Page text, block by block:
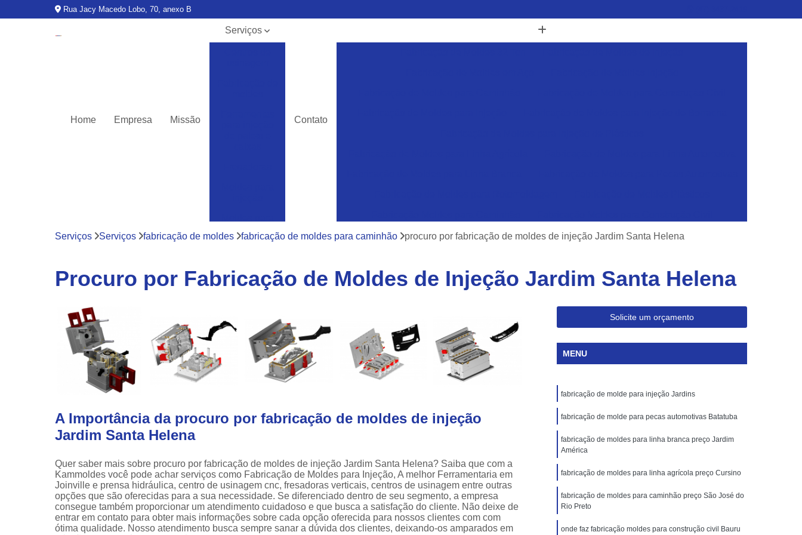
Rua Jacy Macedo Lobo, 70, anexo B
Home Empresa Missão
Serviços
termoplásticos
automotiva
Contato
Ferramentas Industriais para Injeção de Plásticos
Ferramentas para Injeção de Plásticos
Injeção de Plásticos para Caixas
Injeção de Plásticos para Embalagem
Moldes para Paletes Plásticos
Produção de Moldes para Paletes
Moldes para Injeção de Alumínio
Moldes para Injeção de Borracha
Moldes para Injeção de Espuma
Moldes para Injeção de Poliuretano
Moldes para Injeção de Pvc
Moldes para Injeção de Silicone
Moldes para Injeção de Termoplásticos
Moldes para Injeção Plástica
Moldes para Injeção Termoplásticos
Empresa de Moldes Plasticos
Ferramentas para Moldagem de Plásticos
Injeção de Moldes Plasticos
Injeção de Termoplástico
Moldagem de Peças Plásticas por Injeção
Serviços Serviços fabricação de moldes fabricação de moldes para caminhão procuro por fabricação de moldes de injeção Jardim Santa Helena
Procuro por Fabricação de Moldes de Injeção Jardim Santa Helena
A Importância da procuro por fabricação de moldes de injeção
Jardim Santa Helena
Quer saber mais sobre procuro por fabricação de moldes de injeção Jardim Santa Helena? Saiba que com a
Kammoldes você pode achar serviços como Fabricação de Moldes para Injeção, A melhor Ferramentaria em
Joinville e prensa hidráulica, centro de usinagem cnc, fresadoras verticais, centros de usinagem entre outras
opções que são oferecidas para a sua necessidade. Se diferenciado dentro de seu segmento, a empresa
consegue também proporcionar um atendimento cuidadoso e que busca a satisfação do cliente. Não deixe de
entrar em contato para obter mais informações sobre cada opção oferecida para nossos clientes com com
ótima qualidade. Nosso atendimento busca sempre sanar a dúvida dos clientes, deixando-os amparados em
Solicite um orçamento
MENU
fabricação de molde para injeção Jardins
fabricação de molde para pecas automotivas Batatuba
fabricação de moldes para linha branca preço Jardim
América
fabricação de moldes para linha agrícola preço Cursino
fabricação de moldes para caminhão preço São José do
Rio Preto
onde faz fabricação moldes para construção civil Bauru